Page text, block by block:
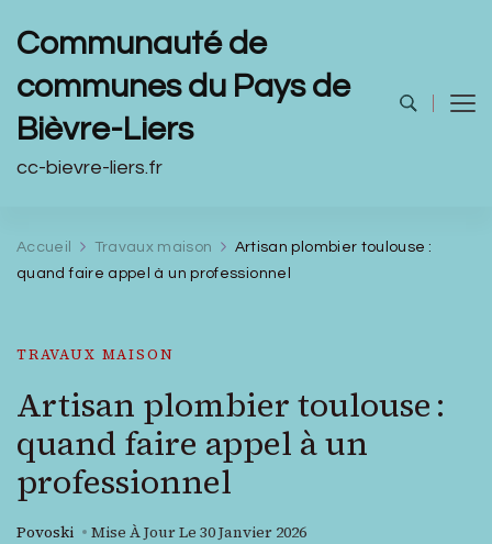
Communauté de
communes du Pays de
Bièvre-Liers
cc-bievre-liers.fr
Accueil Travaux maison
Artisan plombier toulouse :
quand faire appel à un professionnel
TRAVAUX MAISON
Artisan plombier toulouse :
quand faire appel à un
professionnel
Povoski Mise À Jour Le 30 Janvier 2026